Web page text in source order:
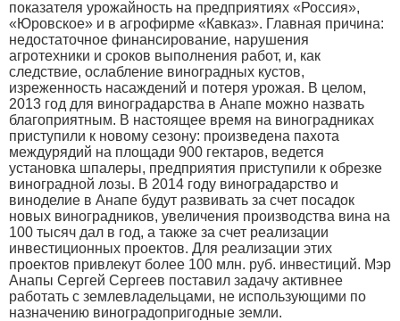
показателя урожайность на предприятиях «Россия»,
«Юровское» и в агрофирме «Кавказ». Главная причина:
недостаточное финансирование, нарушения
агротехники и сроков выполнения работ, и, как
следствие, ослабление виноградных кустов,
изреженность насаждений и потеря урожая. В целом,
2013 год для виноградарства в Анапе можно назвать
благоприятным. В настоящее время на виноградниках
приступили к новому сезону: произведена пахота
междурядий на площади 900 гектаров, ведется
установка шпалеры, предприятия приступили к обрезке
виноградной лозы. В 2014 году виноградарство и
виноделие в Анапе будут развивать за счет посадок
новых виноградников, увеличения производства вина на
100 тысяч дал в год, а также за счет реализации
инвестиционных проектов. Для реализации этих
проектов привлекут более 100 млн. руб. инвестиций. Мэр
Анапы Сергей Сергеев поставил задачу активнее
работать с землевладельцами, не использующими по
назначению виноградопригодные земли.